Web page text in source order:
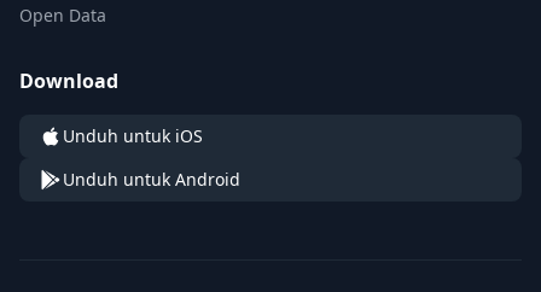
Open Data
Download
Unduh untuk iOS
Unduh untuk Android